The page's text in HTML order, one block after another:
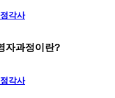
정각사
자과정이란?
정각사